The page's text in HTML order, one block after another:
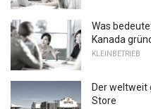
Was
Kanada
KLEINBETRIEB
Der weltweit
Store